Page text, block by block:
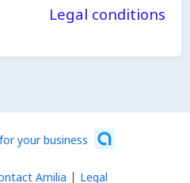
Legal conditions
your business
Amilia Legal